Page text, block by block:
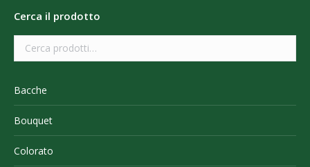
Cerca il prodotto
Bacche
Bouquet
Colorato